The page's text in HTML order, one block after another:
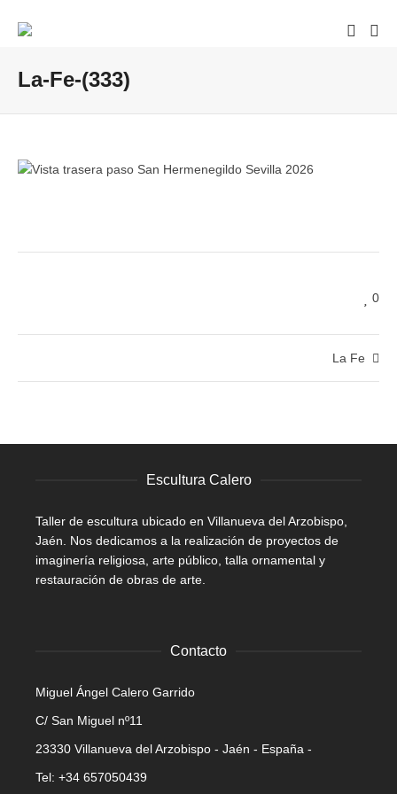
La-Fe-(333)
0
La Fe
Escultura Calero
Taller de escultura ubicado en Villanueva del Arzobispo,
Jaén. Nos dedicamos a la realización de proyectos de
imaginería religiosa, arte público, talla ornamental y
restauración de obras de arte.
Contacto
Miguel Ángel Calero Garrido
C/ San Miguel nº11
23330 Villanueva del Arzobispo - Jaén - España -
Tel: +34 657050439